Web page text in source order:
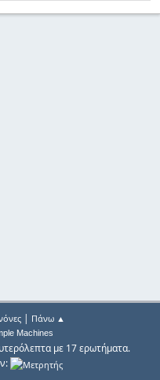
| Πάνω ▲
Machines
με 17 ερωτήματα.